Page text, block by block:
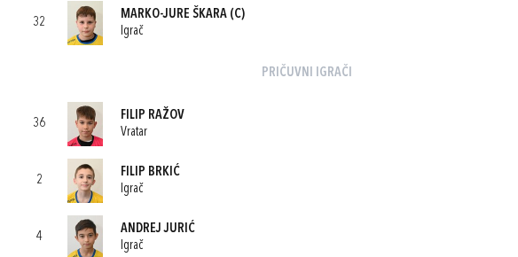
32
MARKO-JURE ŠKARA (C)
Igrač
PRIČUVNI IGRAČI
36
FILIP RAŽOV
Vratar
2
FILIP BRKIĆ
Igrač
4
ANDREJ JURIĆ
Igrač